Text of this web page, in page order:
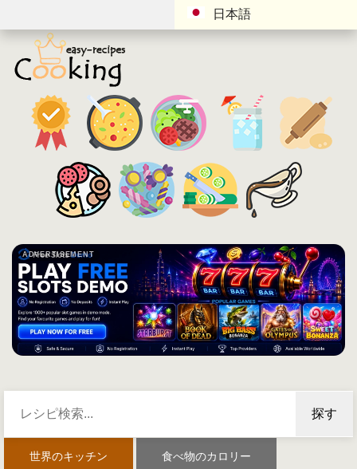
日本語
ADVERTISEMENT
探す
世界のキッチン 食べ物のカロリー